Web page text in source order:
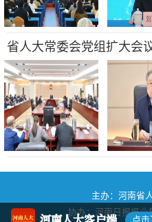
省人大常委会党组扩大会
主办：河南省
协办：河南日报报
点